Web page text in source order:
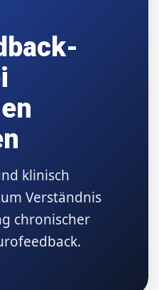
klinisch
Verständnis
chronischer